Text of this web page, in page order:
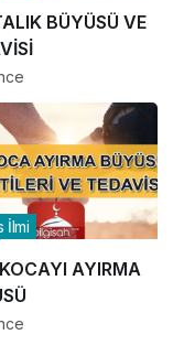
BÜYÜSÜ VE
AYIRMA
İlmi